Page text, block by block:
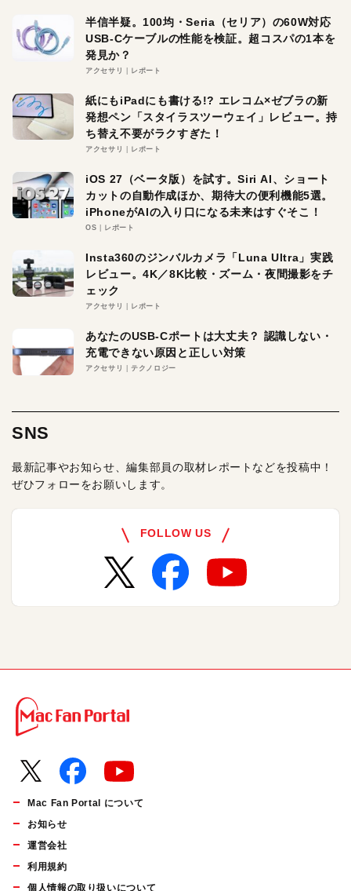
半信半疑。100均・Seria（セリア）の60W対応
USB-Cケーブルの性能を検証。超コスパの1本を
発見か？
アクセサリ レポート
紙にもiPadにも書ける!? エレコム×ゼブラの新
発想ペン「スタイラスツーウェイ」レビュー。持
ち替え不要がラクすぎた！
アクセサリ レポート
iOS 27（ベータ版）を試す。Siri AI、ショート
カットの自動作成ほか、期待大の便利機能5選。
iPhoneがAIの入り口になる未来はすぐそこ！
OS レポート
Insta360のジンバルカメラ「Luna Ultra」実践
レビュー。4K／8K比較・ズーム・夜間撮影をチ
ェック
アクセサリ レポート
あなたのUSB-Cポートは大丈夫？ 認識しない・
充電できない原因と正しい対策
アクセサリ テクノロジー
SNS
最新記事やお知らせ、編集部員の取材レポートなどを投稿中！
ぜひフォローをお願いします。
FOLLOW US
Mac Fan Portal について
お知らせ
運営会社
利用規約
個人情報の取り扱いについて